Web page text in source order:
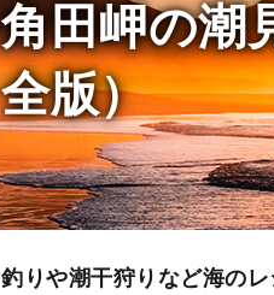
角田岬の潮
全版）
釣りや潮干狩りなど海の